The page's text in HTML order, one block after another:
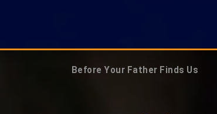
Before Your Father Finds Us